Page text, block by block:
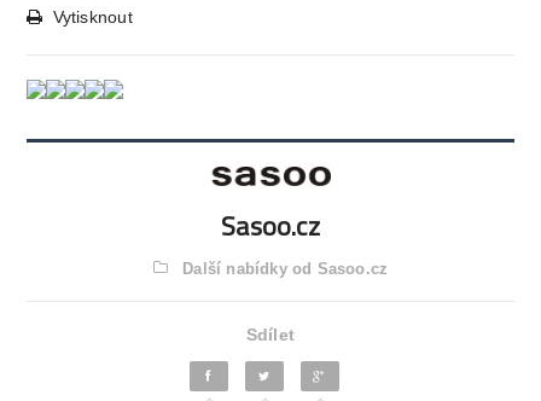
Vytisknout
Sasoo.cz
Další nabídky od Sasoo.cz
Sdílet